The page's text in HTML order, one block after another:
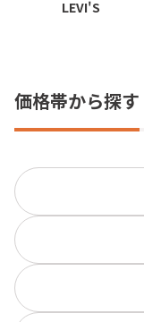
LEVI'S
価格帯から探す